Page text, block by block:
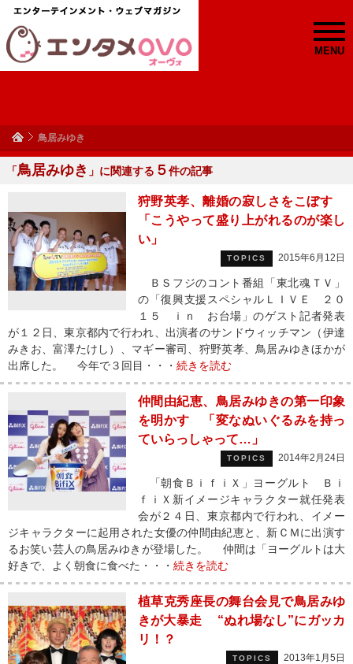
MENU
鳥居みゆき
「鳥居みゆき 」に関連する ５件の記事
狩野英孝、離婚の寂しさをこぼす
「こうやって盛り上がれるのが楽し
い」
TOPICS 2015年6月12日
ＢＳフジのコント番組「東北魂ＴＶ」
の「復興支援スペシャルＬＩＶＥ ２０
１５ ｉｎ お台場」のゲスト記者発表
が１２日、東京都内で行われ、出演者のサンドウィッチマン（伊達
みきお、富澤たけし）、マギー審司、狩野英孝、鳥居みゆきほかが
出席した。 今年で３回目・・・ 続きを読む
仲間由紀恵、鳥居みゆきの第一印象
を明かす 「変なぬいぐるみを持っ
ていらっしゃって…」
TOPICS 2014年2月24日
「朝食ＢｉｆｉＸ」ヨーグルト Ｂｉ
ｆｉＸ新イメージキャラクター就任発表
会が２４日、東京都内で行われ、イメー
ジキャラクターに起用された女優の仲間由紀恵と、新ＣＭに出演す
るお笑い芸人の鳥居みゆきが登場した。 仲間は「ヨーグルトは大
好きで、よく朝食に食べた・・・ 続きを読む
植草克秀座長の舞台会見で鳥居みゆ
きが大暴走 “ぬれ場なし”にガッカ
リ！？
TOPICS 2013年1月5日